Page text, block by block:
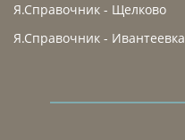
Я.Справочник - Щелково
Я.Справочник - Ивантеевка